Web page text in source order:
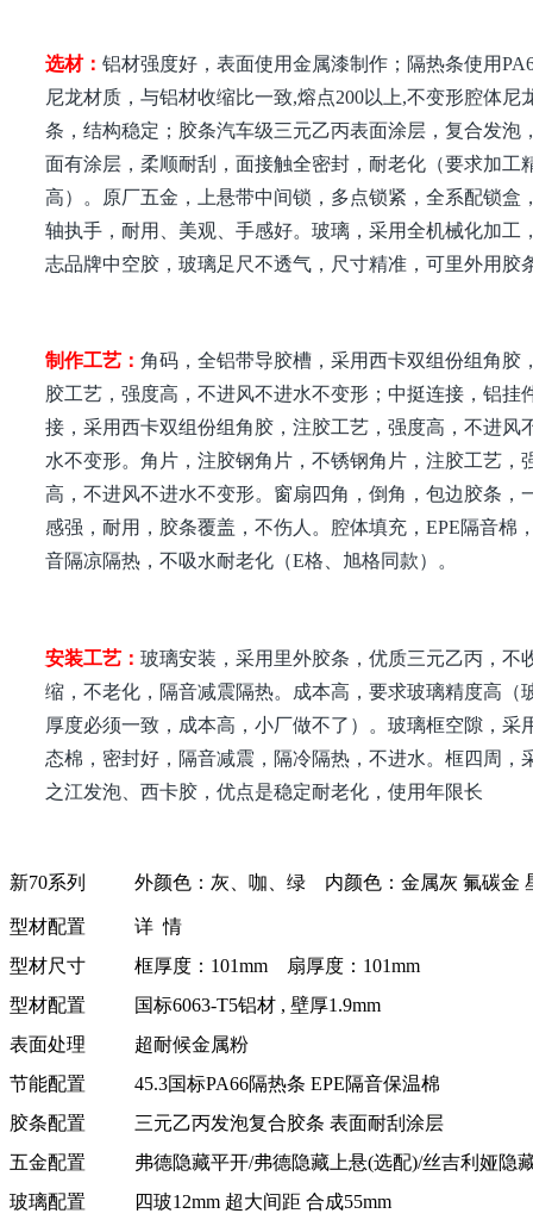
选材： 铝材强度好，表面使用金属漆制作；隔热条使用
尼龙材质，与铝材收缩比一致,熔点200以上,不变形腔体尼
条，结构稳定；胶条汽车级三元乙丙表面涂层，复合发泡
面有涂层，柔顺耐刮，面接触全密封，耐老化（要求加工
高）。原厂五金，上悬带中间锁，多点锁紧，全系配锁盒
轴执手，耐用、美观、手感好。玻璃，采用全机械化加工
志品牌中空胶，玻璃足尺不透气，尺寸精准，可里外用胶
制作工艺： 角码，全铝带导胶槽，采用西卡双组份组角胶
胶工艺，强度高，不进风不进水不变形；中挺连接，铝挂
接，采用西卡双组份组角胶，注胶工艺，强度高，不进风
水不变形。角片，注胶钢角片，不锈钢角片，注胶工艺，
高，不进风不进水不变形。窗扇四角，倒角，包边胶条，
感强，耐用，胶条覆盖，不伤人。腔体填充，EPE隔音棉
音隔凉隔热，不吸水耐老化（E格、旭格同款）。
安装工艺： 玻璃安装，采用里外胶条，优质三元乙丙，不
缩，不老化，隔音减震隔热。成本高，要求玻璃精度高（
厚度必须一致，成本高，小厂做不了）。玻璃框空隙，采
态棉，密封好，隔音减震，隔冷隔热，不进水。框四周，
之江发泡、西卡胶，优点是稳定耐老化，使用年限长
新70系列 外颜色：灰、咖、绿 内颜色：金属灰 氟碳金
型材配置
详 情
型材尺寸
框厚度：101mm 扇厚度：101mm
型材配置
国标6063-T5铝材 , 壁厚1.9mm
表面处理
超耐候金属粉
节能配置
45.3国标PA66隔热条 EPE隔音保温棉
胶条配置
三元乙丙发泡复合胶条 表面耐刮涂层
五金配置
弗德隐藏平开/弗德隐藏上悬(选配)/丝吉利娅隐
玻璃配置
四玻12mm 超大间距 合成55mm